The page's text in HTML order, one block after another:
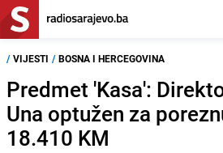
/ VIJESTI / BOSNA I HERCEGOVINA
Predmet 'Kasa':
Una optužen za
18.410 KM